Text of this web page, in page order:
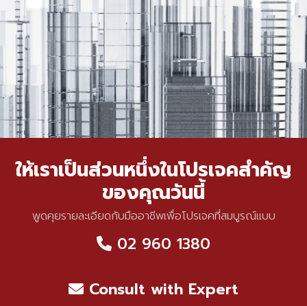
ให้เราเป็นส่วนหนึ่งในโปรเจคสำคัญ
ของคุณวันนี้
พูดคุยรายละเอียดกับมืออาชีพเพื่อโปรเจคที่สมบูรณ์แบบ
02 960 1380
Consult with Expert